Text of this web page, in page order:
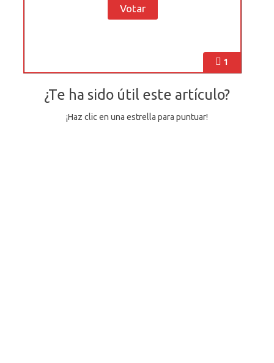
1
¿Te ha sido útil este artículo?
¡Haz clic en una estrella para puntuar!